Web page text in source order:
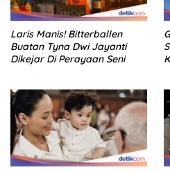
Laris Manis! Bitterballen
Buatan Tyna Dwi Jayanti
Dikejar Di Perayaan Seni